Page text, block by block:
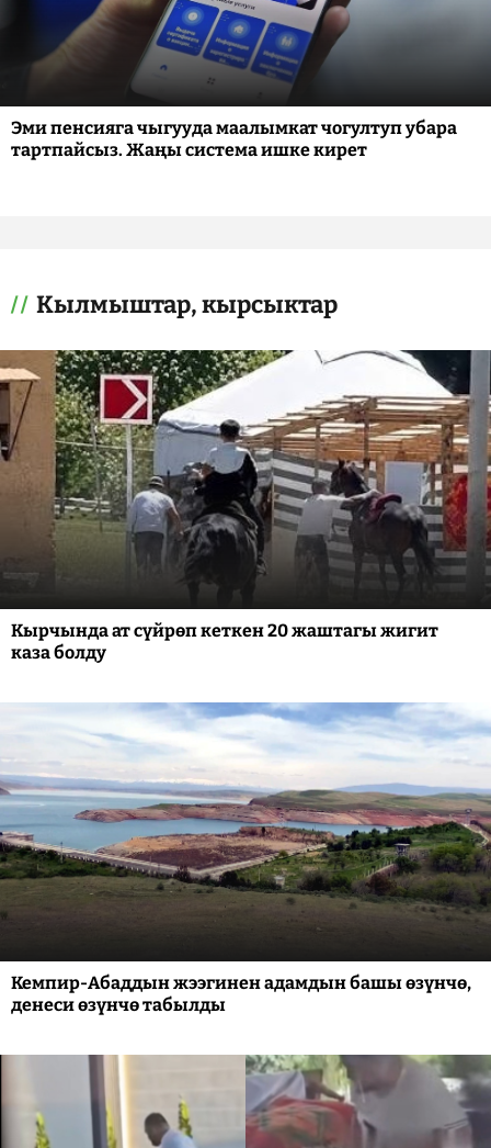
Эми пенсияга чыгууда маалымкат чогултуп убара
тартпайсыз. Жаңы система ишке кирет
Кылмыштар, кырсыктар
Кырчында ат сүйрөп кеткен 20 жаштагы жигит
каза болду
Кемпир-Абаддын жээгинен адамдын башы өзүнчө,
денеси өзүнчө табылды